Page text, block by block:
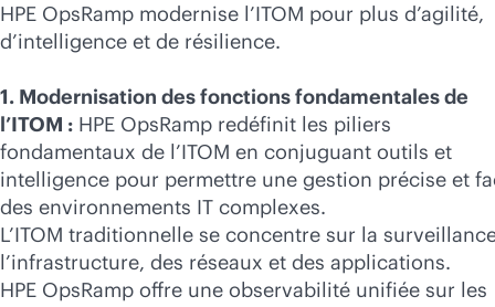
HPE OpsRamp modernise l’ITOM pour plus d’agilité,
d’intelligence et de résilience.
1. Modernisation des fonctions fondamentales de
l’ITOM : HPE OpsRamp redéfinit les piliers
fondamentaux de l’ITOM en conjuguant outils et
intelligence pour permettre une gestion précise et
des environnements IT complexes.
L’ITOM traditionnelle se concentre sur la
l’infrastructure, des réseaux et des applications.
HPE OpsRamp offre une observabilité unifiée sur les